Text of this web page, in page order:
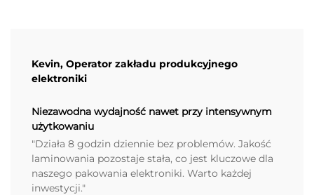
Kevin, Operator zakładu produkcyjnego
elektroniki
Niezawodna wydajność nawet przy intensywnym
użytkowaniu
"Działa 8 godzin dziennie bez problemów. Jakość
laminowania pozostaje stała, co jest kluczowe dla
naszego pakowania elektroniki. Warto każdej
inwestycji."